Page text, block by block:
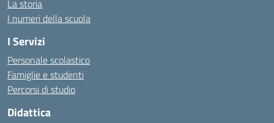
La storia
I numeri della scuola
I Servizi
Personale scolastico
Famiglie e studenti
Percorsi di studio
Didattica